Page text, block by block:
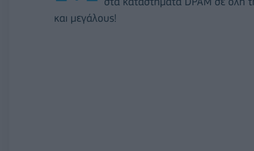
και μεγάλους!